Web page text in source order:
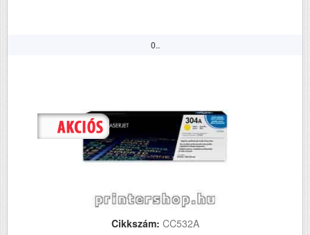
0..
Cikkszám: CC532A